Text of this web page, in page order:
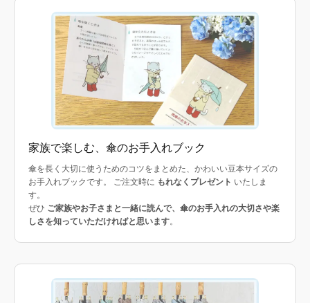
家族で楽しむ、傘のお手入れブック
傘を長く大切に使うためのコツをまとめた、かわいい豆本サイズの
お手入れブックです。 ご注文時に もれなくプレゼント いたしま
す。
ぜひ ご家族やお子さまと一緒に読んで、傘のお手入れの大切さや楽
しさを知っていただければと思います。